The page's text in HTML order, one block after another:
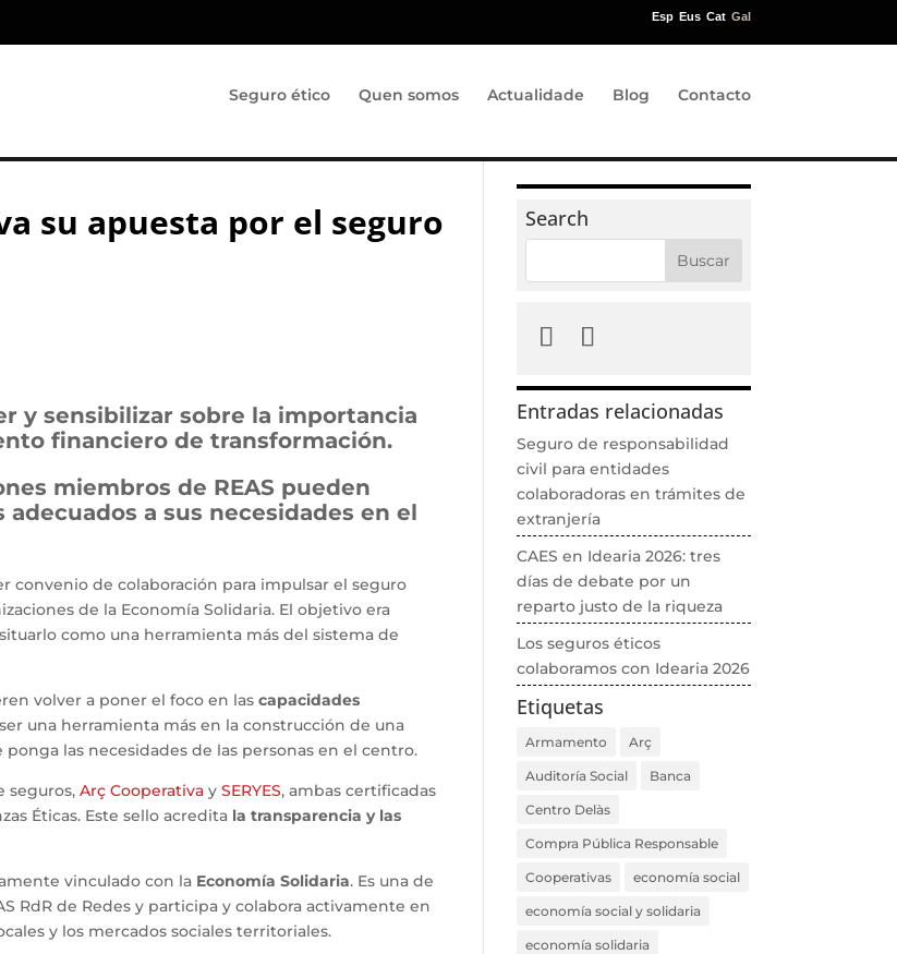
Esp Eus Cat Gal
Seguro ético Quen somos Actualidade Blog Contacto
su apuesta por el seguro
y sensibilizar sobre la importancia
financiero de transformación.
miembros de REAS pueden
a sus necesidades en el
convenio de colaboración para impulsar el seguro
de la Economía Solidaria. El objetivo era
como una herramienta más del sistema de
volver a poner el foco en lascapacidades
una herramienta más en la construcción de una
las necesidades de las personas en el centro.
seguros,Arç Cooperativa ySERYES, ambas certificadas
Éticas. Este sello acredita la transparencia y las
vinculado con la Economía Solidaria. Es una de
RdR de Redes y participa y colabora activamente en
y los mercados sociales territoriales.
Search
Entradas relacionadas
Seguro de responsabilidad
civil para entidades
colaboradoras en trámites de
extranjería
CAES en Idearia 2026: tres
días de debate por un
reparto justo de la riqueza
Los seguros éticos
colaboramos con Idearia 2026
Etiquetas
Armamento Arç
Auditoría Social Banca
Centro Delàs
Compra Pública Responsable
Cooperativas economía social
economía social y solidaria
economía solidaria